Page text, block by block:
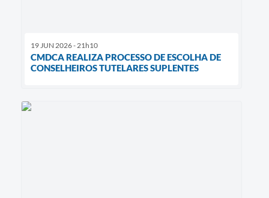
19 JUN 2026 - 21h10
CMDCA REALIZA PROCESSO DE ESCOLHA DE
CONSELHEIROS TUTELARES SUPLENTES